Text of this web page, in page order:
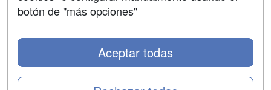
botón de "más opciones"
Aceptar todas